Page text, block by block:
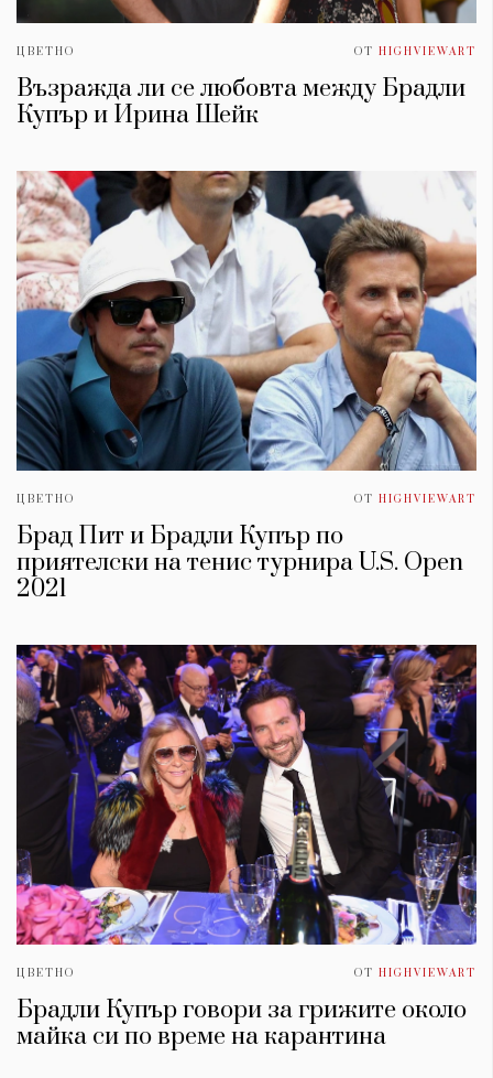
ЦВЕТНО ОТ HIGHVIEWART
Възражда ли се любовта между Брадли
Купър и Ирина Шейк
ЦВЕТНО ОТ HIGHVIEWART
Брад Пит и Брадли Купър по
приятелски на тенис турнира U.S. Open
2021
ЦВЕТНО ОТ HIGHVIEWART
Брадли Купър говори за грижите около
майка си по време на карантина